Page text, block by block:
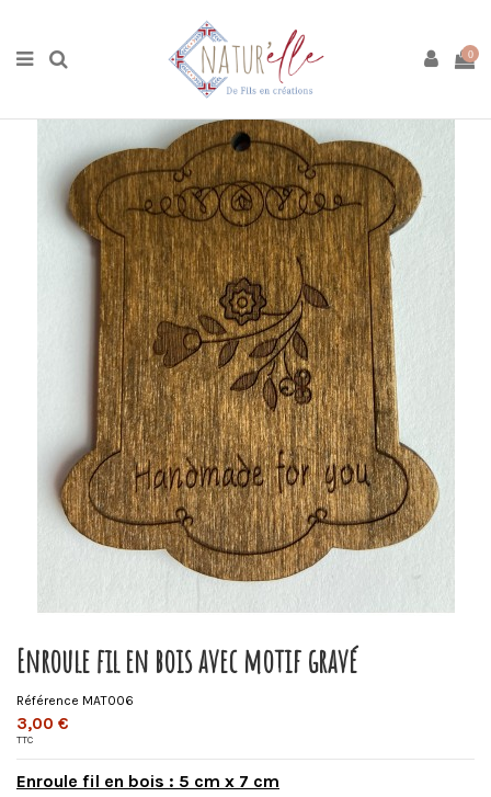
0
Matières premières
Enroule fil en bois avec motif gravé
Enroule fil en bois avec motif gravé
Référence MAT006
3,00 €
TTC
Enroule fil en bois : 5 cm x 7 cm